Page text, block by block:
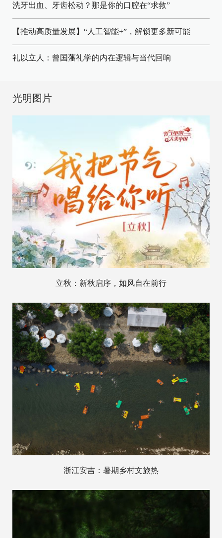
洗牙出血、牙齿松动？那是你的口腔在“求救”
【推动高质量发展】“人工智能+”，解锁更多新可能
礼以立人：曾国藩礼学的内在逻辑与当代回响
光明图片
立秋：新秋启序，如风自在前行
浙江安吉：暑期乡村文旅热